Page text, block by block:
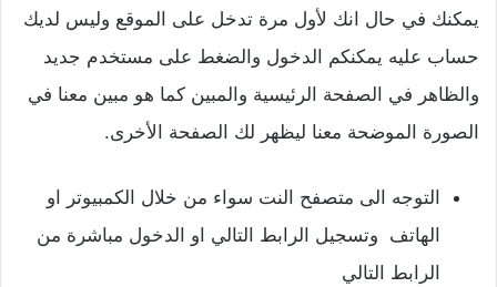
يمكنك في حال انك لأول مرة تدخل على الموقع وليس لديك
حساب عليه يمكنكم الدخول والضغط على مستخدم جديد
والظاهر في الصفحة الرئيسية والمبين كما هو مبين معنا في
الصورة الموضحة معنا ليظهر لك الصفحة الأخرى.
التوجه الى متصفح النت سواء من خلال الكمبيوتر او
الهاتف وتسجيل الرابط التالي او الدخول مباشرة من
الرابط التالي